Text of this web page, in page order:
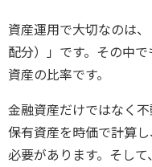
資産運用で大切なのは
配分）」です。その中
資産の比率です。
金融資産だけではなく
保有資産を時価で計算
必要があります。そし